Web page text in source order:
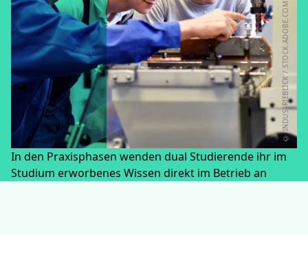
© INDUSTRIEBLICK / STOCK.ADOBE.COM
In den Praxisphasen wenden dual Studierende ihr im
Studium erworbenes Wissen direkt im Betrieb an